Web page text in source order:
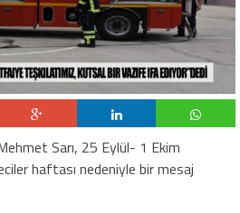
Sarı, 25 Eylül- 1 Ekim
haftası nedeniyle bir mesaj